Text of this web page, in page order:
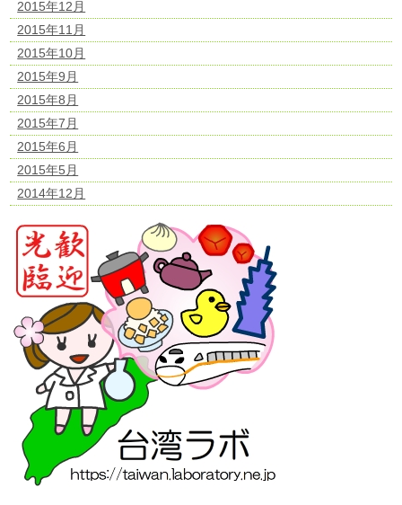
2015年12月
2015年11月
2015年10月
2015年9月
2015年8月
2015年7月
2015年6月
2015年5月
2014年12月